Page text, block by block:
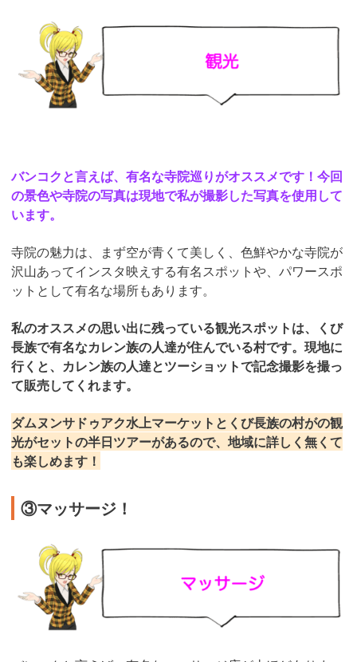
バンコクと言えば、有名な寺院巡りがオススメです！今回
の景色や寺院の写真は現地で私が撮影した写真を使用して
います。
寺院の魅力は、まず空が青くて美しく、色鮮やかな寺院が
沢山あってインスタ映えする有名スポットや、パワースポ
ットとして有名な場所もあります。
私のオススメの思い出に残っている観光スポットは、くび
長族で有名なカレン族の人達が住んでいる村です。現地に
行くと、カレン族の人達とツーショットで記念撮影を撮っ
て販売してくれます。
ダムヌンサドゥアク水上マーケットとくび長族の村がの観
光がセットの半日ツアーがあるので、地域に詳しく無くて
も楽しめます！
③マッサージ！